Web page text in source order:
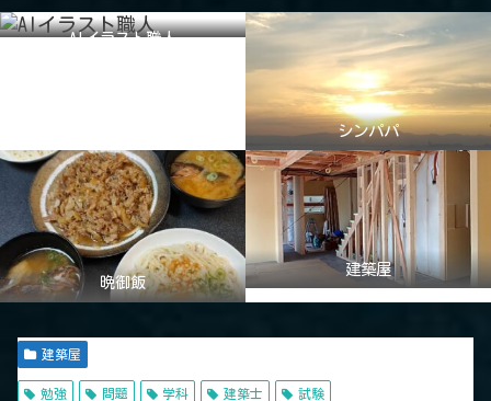
AIイラスト職人
シンパパ
晩御飯
建築屋
建築屋
勉強 問題 学科 建築士 試験